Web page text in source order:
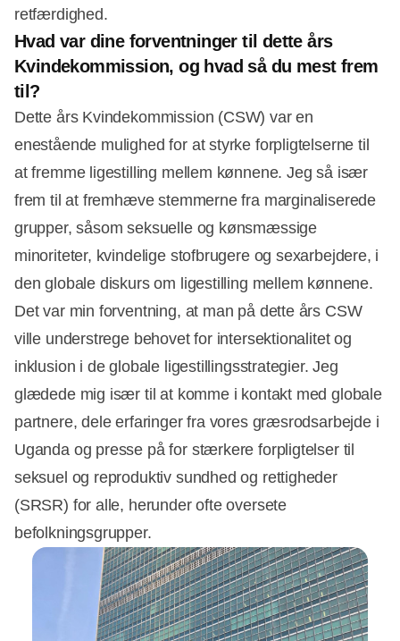
retfærdighed.
Hvad var dine forventninger til dette års
Kvindekommission, og hvad så du mest frem
til?
Dette års Kvindekommission (CSW) var en
enestående mulighed for at styrke forpligtelserne til
at fremme ligestilling mellem kønnene. Jeg så især
frem til at fremhæve stemmerne fra marginaliserede
grupper, såsom seksuelle og kønsmæssige
minoriteter, kvindelige stofbrugere og sexarbejdere, i
den globale diskurs om ligestilling mellem kønnene.
Det var min forventning, at man på dette års CSW
ville understrege behovet for intersektionalitet og
inklusion i de globale ligestillingsstrategier. Jeg
glædede mig især til at komme i kontakt med globale
partnere, dele erfaringer fra vores græsrodsarbejde i
Uganda og presse på for stærkere forpligtelser til
seksuel og reproduktiv sundhed og rettigheder
(SRSR) for alle, herunder ofte oversete
befolkningsgrupper.